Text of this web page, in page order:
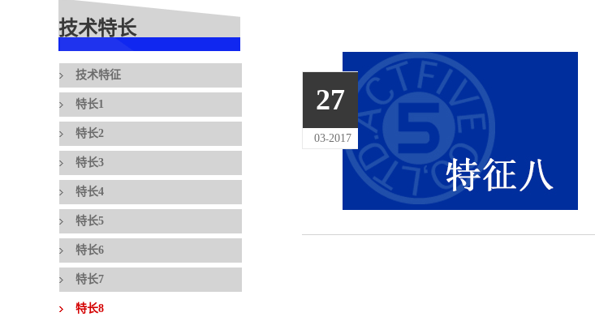
技术特长
技术特征
特长1
特长2
特长3
特长4
特长5
特长6
特长7
特长8
2017
-
03
27